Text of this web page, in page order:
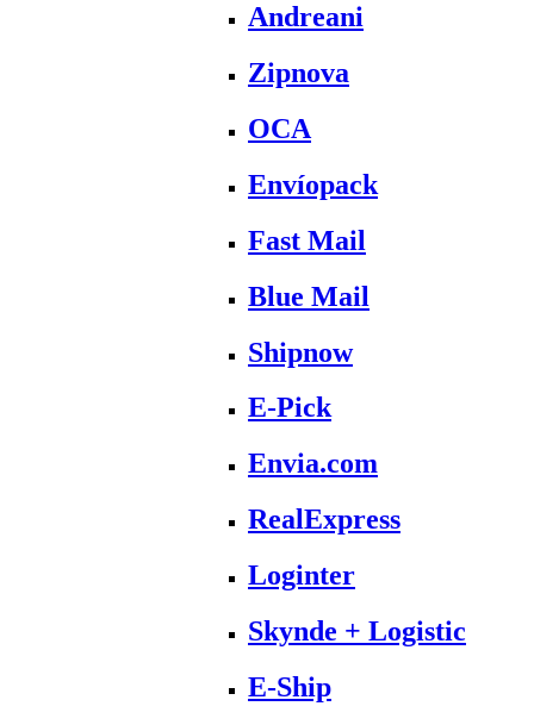
Andreani
Zipnova
OCA
Envíopack
Fast Mail
Blue Mail
Shipnow
E-Pick
Envia.com
RealExpress
Loginter
Skynde + Logistic
E-Ship